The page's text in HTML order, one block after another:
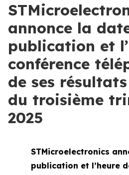
annonce la
publication et
conférence
de ses
du troisième
2025
STMicroelectronics
publication et l’heure